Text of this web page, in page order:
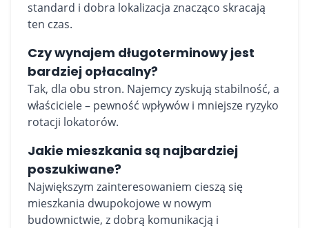
standard i dobra lokalizacja znacząco skracają
ten czas.
Czy wynajem długoterminowy jest
bardziej opłacalny?
Tak, dla obu stron. Najemcy zyskują stabilność, a
właściciele – pewność wpływów i mniejsze ryzyko
rotacji lokatorów.
Jakie mieszkania są najbardziej
poszukiwane?
Największym zainteresowaniem cieszą się
mieszkania dwupokojowe w nowym
budownictwie, z dobrą komunikacją i